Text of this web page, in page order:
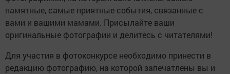
памятные, самые приятные события, связанные с
вами и вашими мамами. Присылайте ваши
оригинальные фотографии и делитесь с читателями!
Для участия в фотоконкурсе необходимо принести в
редакцию фотографию, на которой запечатлены вы и